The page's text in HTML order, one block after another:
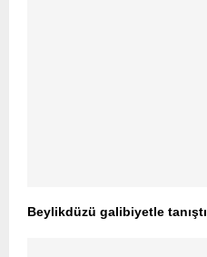
Beylikdüzü galibiyetle tanıştı